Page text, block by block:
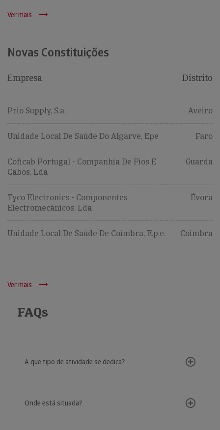
Ver mais
Novas Constituições
Empresa Distrito
Prio Supply, S.a. Aveiro
Unidade Local De Saúde Do Algarve, Epe Faro
Coficab Portugal - Companhia De Fios E
Cabos, Lda
Guarda
Tyco Electronics - Componentes
Electromecânicos, Lda
Évora
Unidade Local De Saúde De Coimbra, E.p.e. Coimbra
Ver mais
FAQs
A que tipo de atividade se dedica?
Onde está situada?